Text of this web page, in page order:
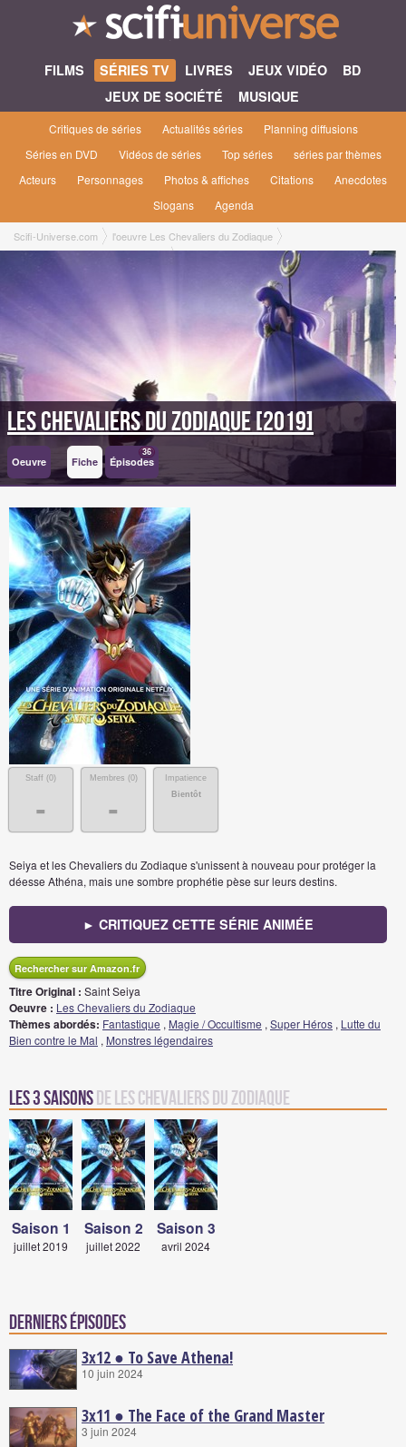
FILMS SÉRIES TV LIVRES JEUX VIDÉO
BD
JEUX DE SOCIÉTÉ
MUSIQUE
Critiques de séries Actualités séries
Planning diffusions
Séries en DVD
Vidéos de séries Top séries
séries par thèmes
Acteurs
Personnages Photos & affiches Citations
Anecdotes
Slogans
Agenda
Scifi-Universe.com
l'oeuvre Les Chevaliers du Zodiaque
Les Chevaliers du Zodiaque [2019]
Les Chevaliers du Zodiaque [2019]
Oeuvre Fiche Épisodes
36
Staff (0)
-
Membres (0)
-
Impatience
Bientôt
Seiya et les Chevaliers du Zodiaque s'unissent à nouveau pour protéger la
déesse Athéna, mais une sombre prophétie pèse sur leurs destins.
► CRITIQUEZ CETTE SÉRIE ANIMÉE
Rechercher sur Amazon.fr
Titre Original : Saint Seiya
Oeuvre : Les Chevaliers du Zodiaque
Thèmes abordés: Fantastique , Magie / Occultisme , Super Héros , Lutte du
Bien contre le Mal , Monstres légendaires
Les 3 saisonsde Les Chevaliers du Zodiaque
Saison 1
juillet 2019
Saison 2
juillet 2022
Saison 3
avril 2024
Derniers épisodes
3x12 ● To Save Athena!
10 juin 2024
3x11 ● The Face of the Grand Master
3 juin 2024